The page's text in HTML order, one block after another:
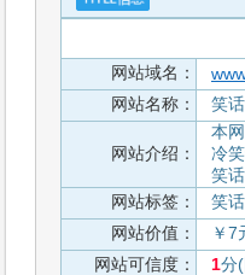
网站域名：
网站名称：
笑
网站介绍：
本
冷
笑
网站标签：
笑
网站价值：
￥7
网站可信度：
1分